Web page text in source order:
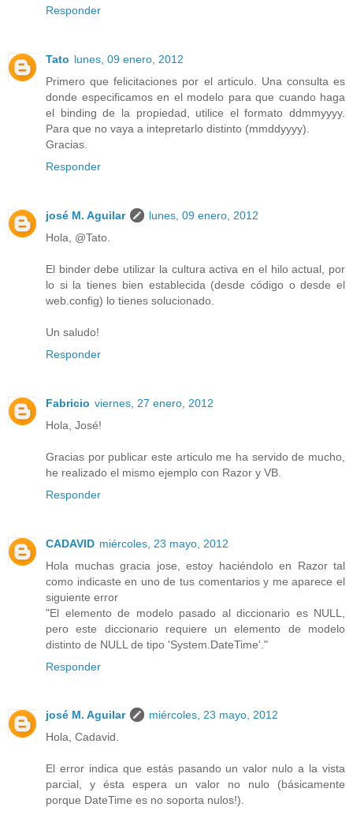
Responder
Tato lunes, 09 enero, 2012
Primero que felicitaciones por el articulo. Una consulta es
donde especificamos en el modelo para que cuando haga
el binding de la propiedad, utilice el formato ddmmyyyy.
Para que no vaya a intepretarlo distinto (mmddyyyy).
Gracias.
Responder
josé M. Aguilar
lunes, 09 enero, 2012
Hola, @Tato.
El binder debe utilizar la cultura activa en el hilo actual, por
lo si la tienes bien establecida (desde código o desde el
web.config) lo tienes solucionado.
Un saludo!
Responder
Fabricio viernes, 27 enero, 2012
Hola, José!
Gracias por publicar este articulo me ha servido de mucho,
he realizado el mismo ejemplo con Razor y VB.
Responder
CADAVID miércoles, 23 mayo, 2012
Hola muchas gracia jose, estoy haciéndolo en Razor tal
como indicaste en uno de tus comentarios y me aparece el
siguiente error
"El elemento de modelo pasado al diccionario es NULL,
pero este diccionario requiere un elemento de modelo
distinto de NULL de tipo 'System.DateTime'."
Responder
josé M. Aguilar
miércoles, 23 mayo, 2012
Hola, Cadavid.
El error indica que estás pasando un valor nulo a la vista
parcial, y ésta espera un valor no nulo (básicamente
porque DateTime es no soporta nulos!).